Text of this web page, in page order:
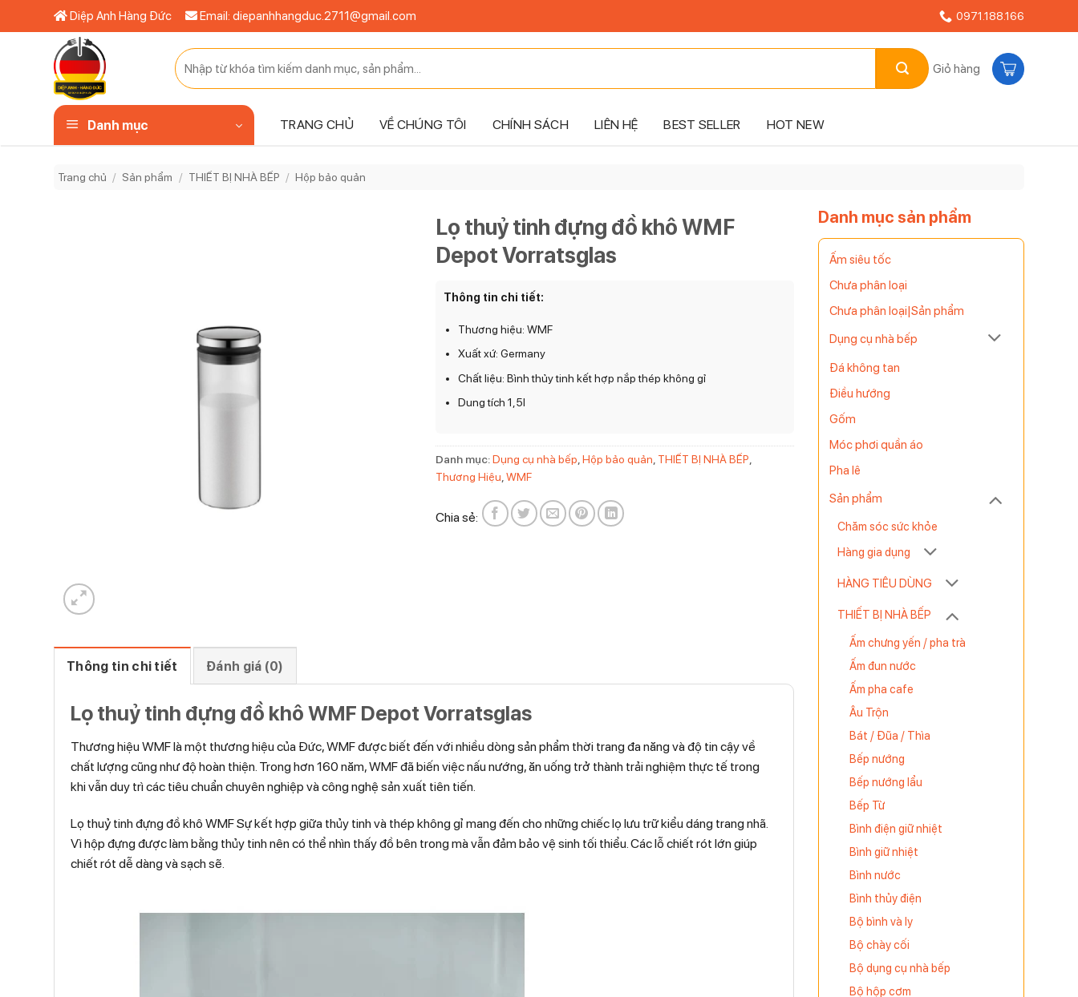
qua
Diệp Anh Hàng Đức Email: diepanhhangduc.2711@gmail.com 0971.188.166
Tìm
kiếm:
Giỏ hàng
Danh mục TRANG CHỦ VỀ CHÚNG TÔI CHÍNH SÁCH LIÊN HỆ BEST SELLER HOT NEW
Trang chủ / Sản phẩm / THIẾT BỊ NHÀ BẾP / Hộp bảo quản
Danh mục sản phẩm
Ấm siêu tốc
Chưa phân loại
Chưa phân loại|Sản phẩm
Dụng cụ nhà bếp
Đá không tan
Điều hướng
Gốm
Móc phơi quần áo
Pha lê
Sản phẩm
Chăm sóc sức khỏe
Hàng gia dụng
HÀNG TIÊU DÙNG
THIẾT BỊ NHÀ BẾP
Ấm chưng yến / pha trà
Ấm đun nước
Ấm pha cafe
Âu Trộn
Bát / Đũa / Thìa
Bếp nướng
Bếp nướng lẩu
Bếp Từ
Bình điện giữ nhiệt
Bình giữ nhiệt
Bình nước
Bình thủy điện
Bộ bình và ly
Bộ chày cối
Bộ dụng cụ nhà bếp
Bộ hộp cơm
Lọ thuỷ tinh đựng đồ khô WMF
Depot Vorratsglas
Thông tin chi tiết:
Thương hiệu: WMF
Xuất xứ: Germany
Chất liệu: Bình thủy tinh kết hợp nắp thép không gỉ
Dung tích 1,5l
Danh mục:Dụng cụ nhà bếp ,Hộp bảo quản THIẾT BỊ NHÀ BẾP
Thương Hiệu ,WMF
Chia sẻ:
Thông tin chi tiết Đánh giá (0)
Lọ thuỷ tinh đựng đồ khô WMF Depot Vorratsglas
Thương hiệu WMF là một thương hiệu của Đức, WMF được biết đến với nhiều dòng sản phẩm thời trang đa năng và độ tin cậy về
chất lượng cũng như độ hoàn thiện. Trong hơn 160 năm, WMF đã biến việc nấu nướng, ăn uống trở thành trải nghiệm thực tế trong
khi vẫn duy trì các tiêu chuẩn chuyên nghiệp và công nghệ sản xuất tiên tiến.
Lọ thuỷ tinh đựng đồ khô WMF Sự kết hợp giữa thủy tinh và thép không gỉ mang đến cho những chiếc lọ lưu trữ kiểu dáng trang nhã.
Vì hộp đựng được làm bằng thủy tinh nên có thể nhìn thấy đồ bên trong mà vẫn đảm bảo vệ sinh tối thiểu. Các lỗ chiết rót lớn giúp
chiết rót dễ dàng và sạch sẽ.